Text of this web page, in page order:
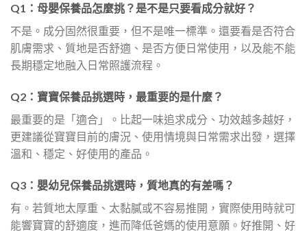
Q1：母嬰保養品怎麼挑？是不是只要看成分就好？
不是。成分固然很重要，但不是唯一標準。還要看是否符合
肌膚需求、質地是否舒適、是否方便日常使用，以及能不能
長期穩定地融入日常照護流程。
Q2：寶寶保養品挑選時，最重要的是什麼？
最重要的是「適合」。比起一味追求成分、功效越多越好，
更建議從寶寶目前的膚況、使用情境與日常需求出發，選擇
溫和、穩定、好使用的產品。
Q3：嬰幼兒保養品挑選時，質地真的有差嗎？
有。若質地太厚重、太黏膩或不容易推開，實際使用時就可
能響寶寶的舒適度，進而降低爸媽的使用意願。好推開、好